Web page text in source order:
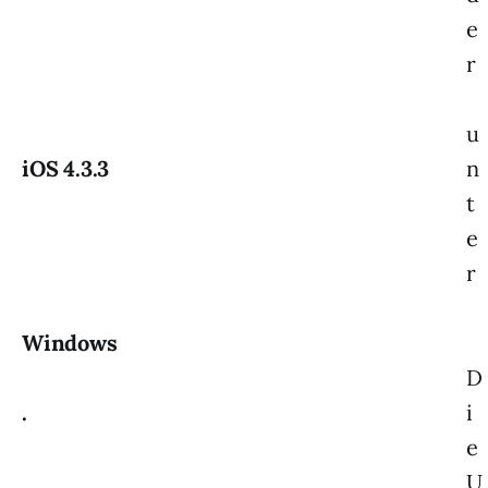
e
r
iOS 4.3.3
u
n
t
e
r
Windows
.
D
i
e
U